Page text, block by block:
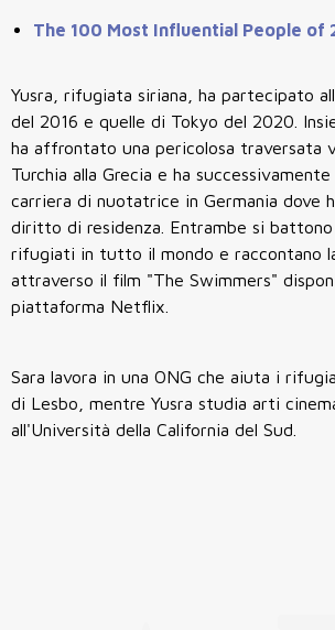
The 100 Most Influential People of
Yusra, rifugiata siriana, ha partecipato
del 2016 e quelle di Tokyo del 2020.
ha affrontato una pericolosa traversata
Turchia alla Grecia e ha
carriera di nuotatrice in Germania dove
diritto di residenza. Entrambe si
rifugiati in tutto il mondo e raccontano
attraverso il film "The Swimmers"
piattaforma Netflix.
Sara lavora in una ONG che aiuta i
di Lesbo, mentre Yusra studia arti
all'Università della California del Sud.